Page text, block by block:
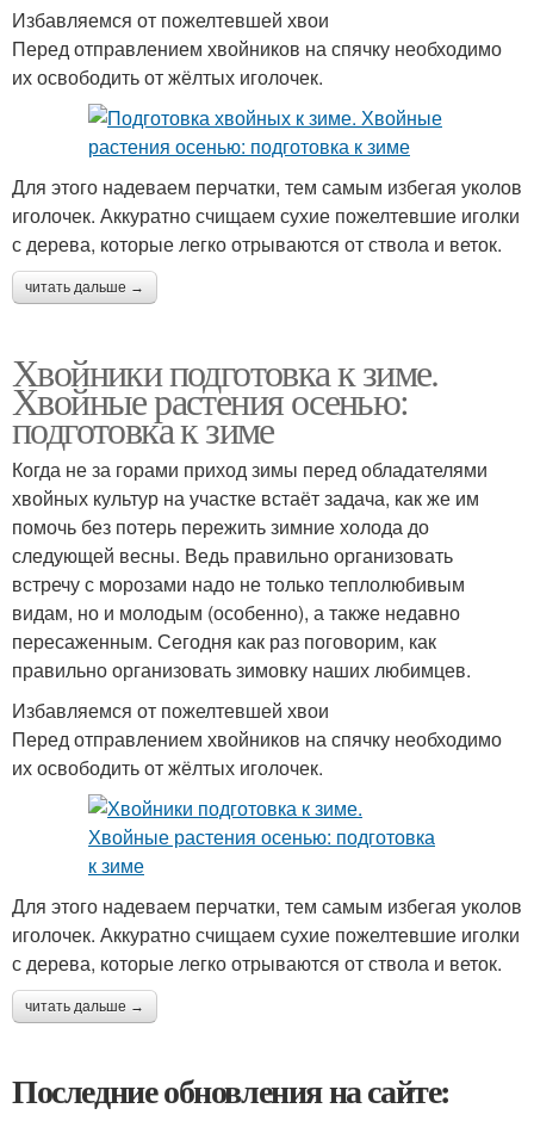
Избавляемся от пожелтевшей хвои
Перед отправлением хвойников на спячку необходимо
их освободить от жёлтых иголочек.
Для этого надеваем перчатки, тем самым избегая уколов
иголочек. Аккуратно счищаем сухие пожелтевшие иголки
с дерева, которые легко отрываются от ствола и веток.
читать дальше →
Хвойники подготовка к зиме.
Хвойные растения осенью:
подготовка к зиме
Когда не за горами приход зимы перед обладателями
хвойных культур на участке встаёт задача, как же им
помочь без потерь пережить зимние холода до
следующей весны. Ведь правильно организовать
встречу с морозами надо не только теплолюбивым
видам, но и молодым (особенно), а также недавно
пересаженным. Сегодня как раз поговорим, как
правильно организовать зимовку наших любимцев.
Избавляемся от пожелтевшей хвои
Перед отправлением хвойников на спячку необходимо
их освободить от жёлтых иголочек.
Для этого надеваем перчатки, тем самым избегая уколов
иголочек. Аккуратно счищаем сухие пожелтевшие иголки
с дерева, которые легко отрываются от ствола и веток.
читать дальше →
Последние обновления на сайте: